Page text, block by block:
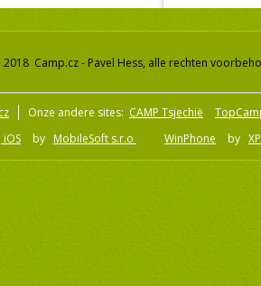
Camp.cz - Pavel Hess, alle rechten
Onze andere sites: CAMP Tsjechië
iOS by MobileSoft s.r.o WinPhone by